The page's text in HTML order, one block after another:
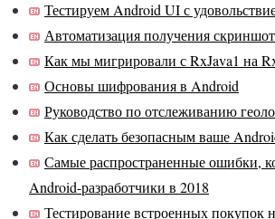
Тестируем Android UI с
Автоматизация получения
Как мы мигрировали с RxJava1 на
Основы шифрования в Android
Руководство по отслеживанию
Как сделать безопасным ваше
Самые распространенные ошибки,
Android-разработчики в 2018
Тестирование встроенных покупок